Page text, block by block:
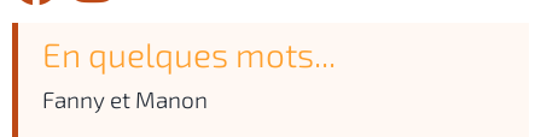
En quelques mots...
Fanny et Manon